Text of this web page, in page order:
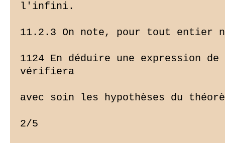
l'infini.
11.2.3 On note, pour tout
1124 En déduire une expression
vérifiera
avec soin les hypothèses du
2/5